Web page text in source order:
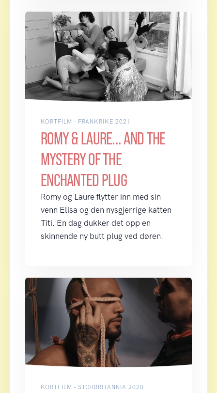
KORTFILM - FRANKRIKE 2021
ROMY & LAURE... AND THE
MYSTERY OF THE
ENCHANTED PLUG
Romy og Laure flytter inn med sin
venn Elisa og den nysgjerrige katten
Titi. En dag dukker det opp en
skinnende ny butt plug ved døren.
KORTFILM - STORBRITANNIA 2020